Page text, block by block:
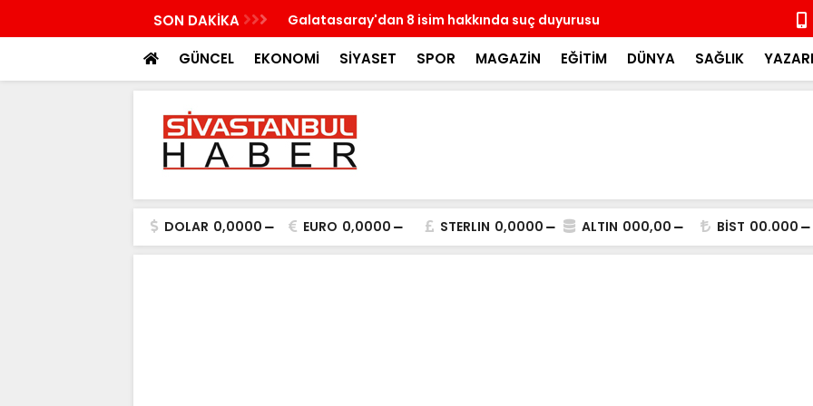
SON DAKİKA
çalışma ziyareti gerçekleştirecek Galatasaray'dan 8 isim hakkında suç duyurusu
14 ay
coşkulu
GÜNCEL EKONOMİ SİYASET SPOR MAGAZİN EĞİTİM DÜNYA SAĞLIK
DOLAR 0,0000 EURO 0,0000 STERLIN 0,0000 ALTIN 000,00 BİST 00.000